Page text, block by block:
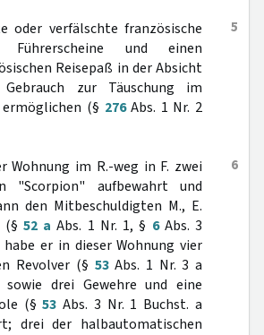
5
oder verfälschte französische
Führerscheine und einen
Reisepaß in der Absicht
zur Täuschung im
(§ 276Abs. 1 Nr. 2
6
Wohnung im R.-weg in F. zwei
"Scorpion" aufbewahrt und
den Mitbeschuldigten M., E.
(§ 52 a Abs. 1 Nr. 1, § 6Abs. 3
habe er in dieser Wohnung vier
Revolver (§ 53Abs. 1 Nr. 3 a
sowie drei Gewehre und eine
(§53 Abs. 3 Nr. 1 Buchst. a
drei der halbautomatischen